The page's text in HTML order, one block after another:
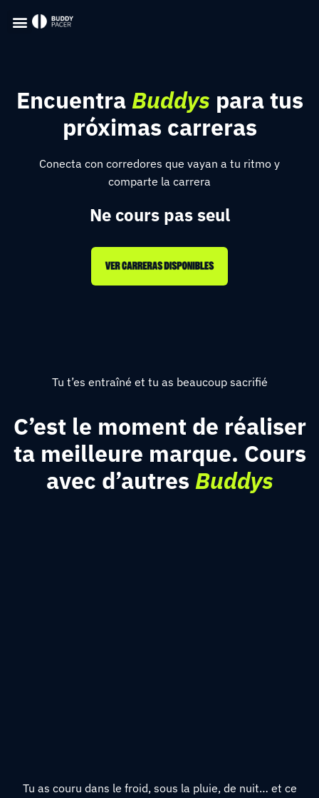
EncuentraBuddys para tus
próximas carreras
Conecta con corredores que vayan a tu ritmo y
comparte la carrera
Ne cours pas seul
Tu t’es entraîné et tu as beaucoup sacrifié
C’est le moment de réaliser
ta meilleure marque. Cours
avec d’autres Buddys
Tu as couru dans le froid, sous la pluie, de nuit… et ce